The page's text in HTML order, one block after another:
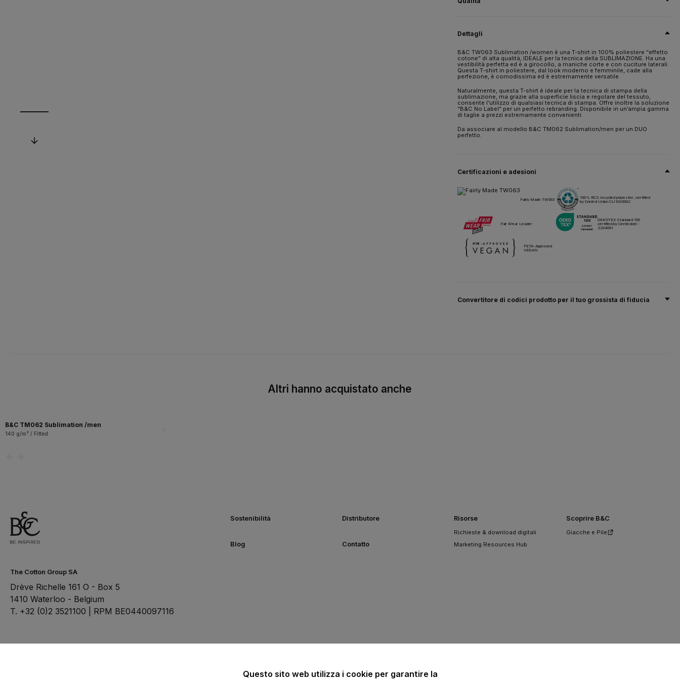
Taglia
Peso
140 g/m²
10 pz/pacco & 50 pz/cartone
Istruzioni di lavaggio
Tutti i nostri prodotti sono testati e approvati per tutte le tecniche di
Scheda tecnica
Dettagli
B&C TW063 Sublimation /women è una T-shirt in 100% poliestere “effetto
cotone” di alta qualità, IDEALE per la tecnica della SUBLIMAZIONE. Ha una
vestibilità perfetta ed è a girocollo, a maniche corte e con cuciture laterali.
Questa T-shirt in poliestere, dal look moderno e femminile, cade alla
perfezione, è comodissima ed è estremamente versatile.
Naturalmente, questa T-shirt è ideale per la tecnica di stampa della
sublimazione, ma grazie alla superficie liscia e regolare del tessuto,
consente l’utilizzo di qualsiasi tecnica di stampa. Offre inoltre la soluzione
“B&C No Label” per un perfetto rebranding. Disponibile in un’ampia gamma
di taglie a prezzi estremamente convenienti.
Da associare al modello B&C TM062 Sublimation/men per un DUO
perfetto.
Certificazioni e adesioni
Fairly Made TW063
100% RCS recycled polyester, certified
by Control Union CU1030092
Fair Wear Leader
OEKOTEX Standard 100
certified by Centexbel -
2204091
PETA-Approved
VEGAN
Convertitore di codici prodotto per il tuo grossista di fiducia
Altri hanno acquistato anche
B&C TM062 Sublimation /men
140 g/m² / Fitted
The Cotton Group SA
Drève Richelle 161 O - Box 5
1410 Waterloo - Belgium
T. +32 (0)2 3521100 | RPM BE0440097116
Sostenibilità
Blog
Distributore
Contatto
Risorse
Richieste & download digitali
Marketing Resources Hub
Scoprire B&C
Giacche e Pile
Questo sito web utilizza i cookie per garantire la